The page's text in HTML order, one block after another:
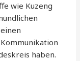
wie Kuzeng
haben.